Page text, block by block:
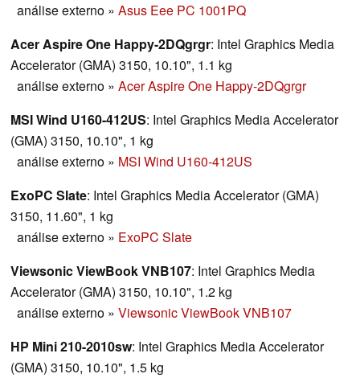
análise externo » Asus Eee PC 1001PQ
Acer Aspire One Happy-2DQgrgr: Intel Graphics Media
Accelerator (GMA) 3150, 10.10", 1.1 kg
análise externo » Acer Aspire One Happy-2DQgrgr
MSI Wind U160-412US: Intel Graphics Media Accelerator
(GMA) 3150, 10.10", 1 kg
análise externo » MSI Wind U160-412US
ExoPC Slate: Intel Graphics Media Accelerator (GMA)
3150, 11.60", 1 kg
análise externo » ExoPC Slate
Viewsonic ViewBook VNB107: Intel Graphics Media
Accelerator (GMA) 3150, 10.10", 1.2 kg
análise externo » Viewsonic ViewBook VNB107
HP Mini 210-2010sw: Intel Graphics Media Accelerator
(GMA) 3150, 10.10", 1.5 kg